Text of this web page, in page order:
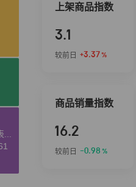
上架商品指数
3.1
较前日 +3.37%
商品销量指数
16.2
较前日 -0.98 %